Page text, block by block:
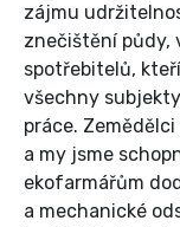
zájmu
znečištění půdy,
spotřebitelů,
všechny
práce.
a my jsme
ekofarmářům
a mechanické